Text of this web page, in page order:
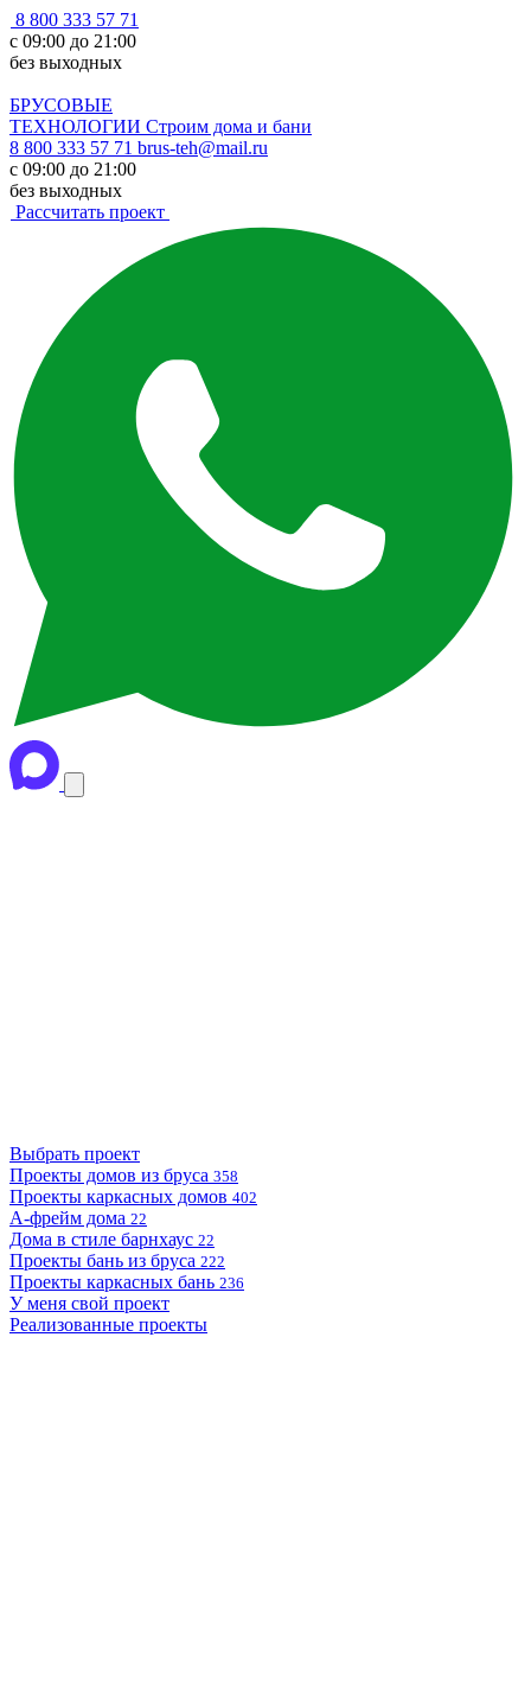
8 800 333 57 71
с 09:00 до 21:00
без выходных
БРУСОВЫЕ
ТЕХНОЛОГИИ Строим дома и бани
8 800 333 57 71 brus-teh@mail.ru
с 09:00 до 21:00
без выходных
Рассчитать проект
Выбрать проект
Проекты домов из бруса 358
Проекты каркасных домов 402
А-фрейм дома 22
Дома в стиле барнхаус 22
Проекты бань из бруса 222
Проекты каркасных бань 236
У меня свой проект
Реализованные проекты